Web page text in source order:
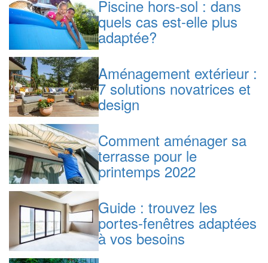
Piscine hors-sol : dans
quels cas est-elle plus
adaptée?
Aménagement extérieur :
7 solutions novatrices et
design
Comment aménager sa
terrasse pour le
printemps 2022
Guide : trouvez les
portes-fenêtres adaptées
à vos besoins